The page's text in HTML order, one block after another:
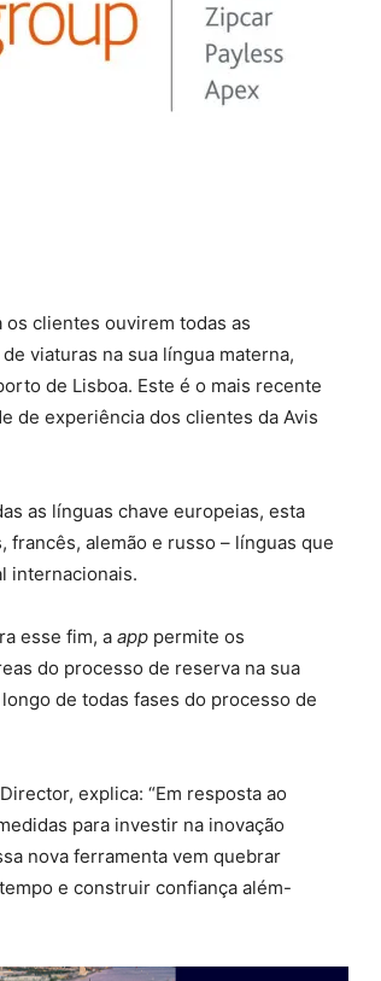
clientes ouvirem todas as
viaturas na sua língua materna,
de Lisboa. Este é o mais recente
de experiência dos clientes da Avis
as línguas chave europeias, esta
alemão e russo – línguas que
internacionais.
esse fim, a app permite os
do processo de reserva na sua
de todas fases do processo de
explica: “Em resposta ao
para investir na inovação
nova ferramenta vem quebrar
e construir confiança além-